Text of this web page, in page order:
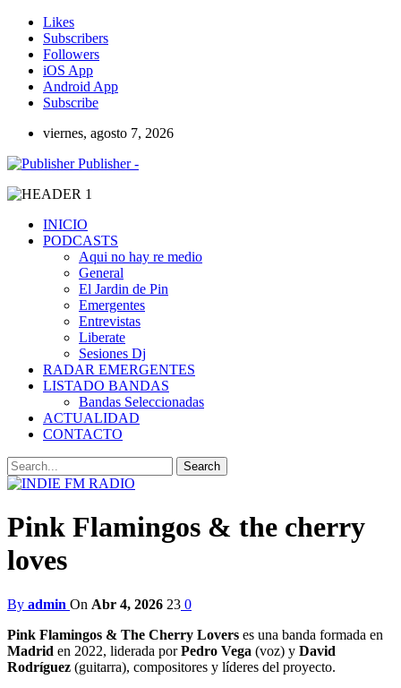
Likes
Subscribers
Followers
iOS App
Android App
Subscribe
viernes, agosto 7, 2026
Publisher -
INICIO
PODCASTS
Aqui no hay re medio
General
El Jardin de Pin
Emergentes
Entrevistas
Liberate
Sesiones Dj
RADAR EMERGENTES
LISTADO BANDAS
Bandas Seleccionadas
ACTUALIDAD
CONTACTO
Pink Flamingos & the cherry
loves
By admin On Abr 4, 2026 23 0
Pink Flamingos & The Cherry Lovers es una banda formada en
Madrid en 2022, liderada porPedro Vega (voz) y David
Rodríguez (guitarra), compositores y líderes del proyecto.